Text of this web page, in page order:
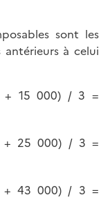
sont les
antérieurs à celui
+ 15 000) / 3 =
+ 25 000) / 3 =
+ 43 000) / 3 =